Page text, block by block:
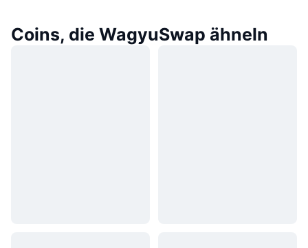
Coins, die WagyuSwap ähneln